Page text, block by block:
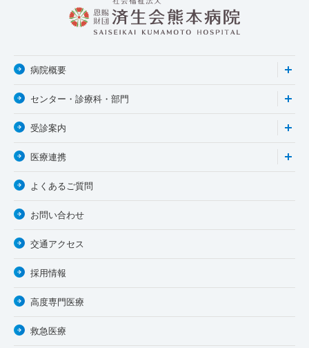
病院概要
センター・診療科・部門
受診案内
医療連携
よくあるご質問
お問い合わせ
交通アクセス
採用情報
高度専門医療
救急医療